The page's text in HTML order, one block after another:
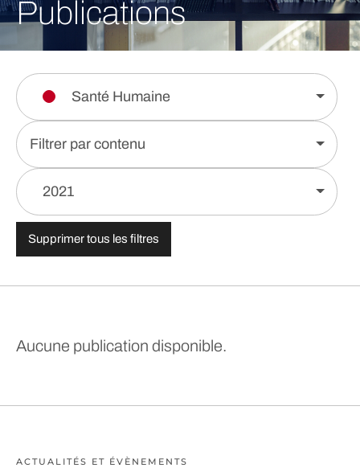
Publications
Santé Humaine
Filtrer par contenu
2021
Supprimer tous les filtres
Aucune publication disponible.
ACTUALITÉS ET ÉVÈNEMENTS